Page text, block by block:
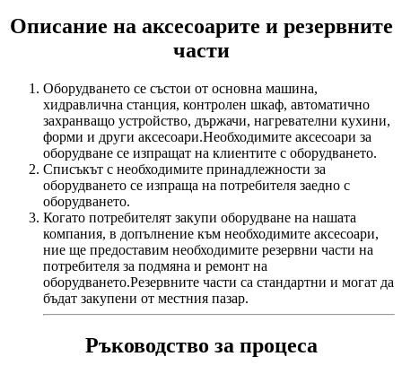
Описание на аксесоарите и резервните
части
Оборудването се състои от основна машина,
хидравлична станция, контролен шкаф, автоматично
захранващо устройство, държачи, нагревателни кухини,
форми и други аксесоари.Необходимите аксесоари за
оборудване се изпращат на клиентите с оборудването.
Списъкът с необходимите принадлежности за
оборудването се изпраща на потребителя заедно с
оборудването.
Когато потребителят закупи оборудване на нашата
компания, в допълнение към необходимите аксесоари,
ние ще предоставим необходимите резервни части на
потребителя за подмяна и ремонт на
оборудването.Резервните части са стандартни и могат да
бъдат закупени от местния пазар.
Ръководство за процеса